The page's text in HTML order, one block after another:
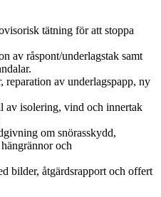
tätning för att stoppa
av råspont/underlagstak samt
reparation av underlagspapp, ny
av isolering, vind och innertak
om snörasskydd,
och
bilder, åtgärdsrapport och offert